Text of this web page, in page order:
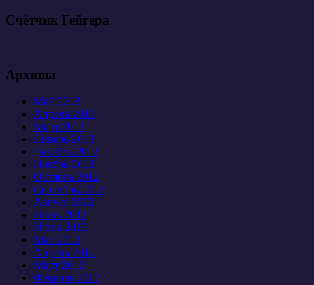
Счётчик Гейгера
Архивы
Май 2013
Апрель 2013
Март 2013
Январь 2013
Декабрь 2012
Ноябрь 2012
Октябрь 2012
Сентябрь 2012
Август 2012
Июль 2012
Июнь 2012
Май 2012
Апрель 2012
Март 2012
Февраль 2012